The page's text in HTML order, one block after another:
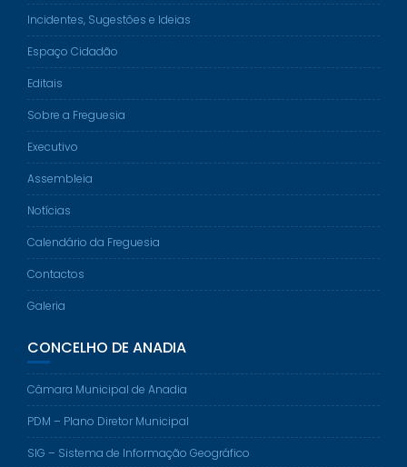
Incidentes, Sugestões e Ideias
Espaço Cidadão
Editais
Sobre a Freguesia
Executivo
Assembleia
Notícias
Calendário da Freguesia
Contactos
Galeria
CONCELHO DE ANADIA
Câmara Municipal de Anadia
PDM – Plano Diretor Municipal
SIG – Sistema de Informação Geográfico